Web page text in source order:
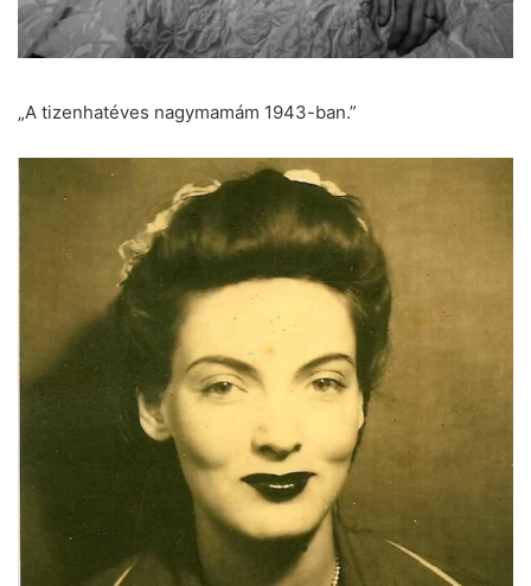
„A tizenhatéves nagymamám 1943-ban.”